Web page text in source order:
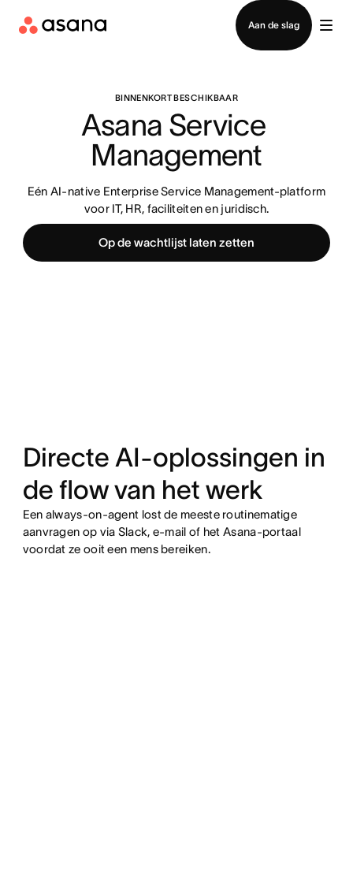
Aan de slag
Contact opnemen met verkoop
BINNENKORT BESCHIKBAAR
Asana Service
Management
Eén AI-native Enterprise Service Management-platform
voor IT, HR, faciliteiten en juridisch.
Op de wachtlijst laten zetten
Directe AI-oplossingen in
de flow van het werk
Een always-on-agent lost de meeste routinematige
aanvragen op via Slack, e-mail of het Asana-portaal
voordat ze ooit een mens bereiken.